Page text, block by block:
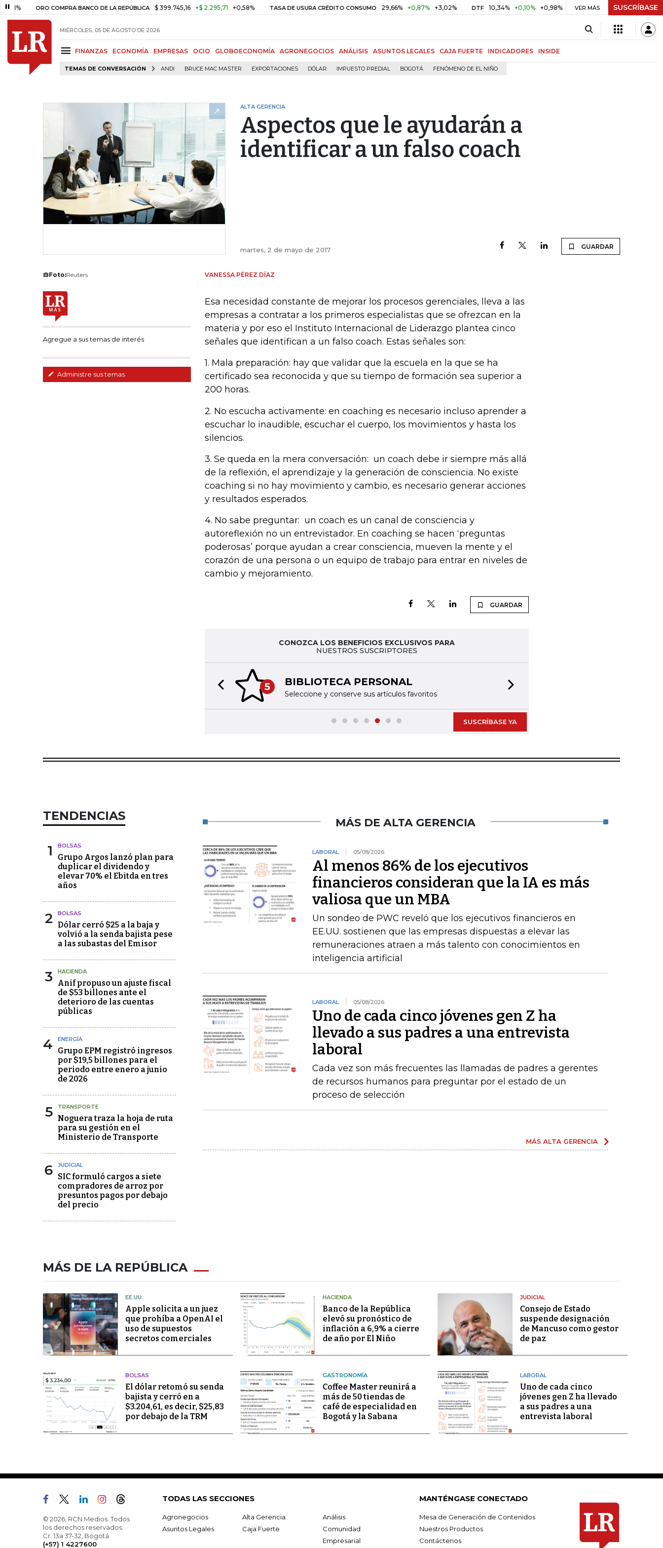
ORO COMPRA BANCO DE LA REPÚBLICA $ 399.745,16 +$ 2.295,71 +0,58% TASA DE USURA CRÉDITO CONSUMO 29,66% +0,87% +3,02% DTF 10,34% +0,10% +0,98% UVR $ 416,81 +$ 0,05 +0,01%
VER MÁS SUSCRÍBASE
MIÉRCOLES, 05 DE AGOSTO DE 2026
FINANZAS ECONOMÍA EMPRESAS OCIO GLOBOECONOMÍA AGRONEGOCIOS ANÁLISIS ASUNTOS LEGALES CAJA FUERTE INDICADORES INSIDE
TEMAS DE CONVERSACIÓN ANDI BRUCE MAC MASTER EXPORTACIONES DÓLAR IMPUESTO PREDIAL BOGOTÁ FENÓMENO DE EL NIÑO
ALTA GERENCIA
Aspectos que le ayudarán a
identificar a un falso coach
martes, 2 de mayo de 2017 GUARDAR
Foto:Reuters
Agregue a sus temas de interés
Administre sus temas
VANESSA PÉREZ DÍAZ
Esa necesidad constante de mejorar los procesos gerenciales, lleva a las
empresas a contratar a los primeros especialistas que se ofrezcan en la
materia y por eso el Instituto Internacional de Liderazgo plantea cinco
señales que identifican a un falso coach. Estas señales son:
1. Mala preparación: hay que validar que la escuela en la que se ha
certificado sea reconocida y que su tiempo de formación sea superior a
200 horas.
2. No escucha activamente: en coaching es necesario incluso aprender a
escuchar lo inaudible, escuchar el cuerpo, los movimientos y hasta los
silencios.
3. Se queda en la mera conversación: un coach debe ir siempre más allá
de la reflexión, el aprendizaje y la generación de consciencia. No existe
coaching si no hay movimiento y cambio, es necesario generar acciones
y resultados esperados.
4. No sabe preguntar: un coach es un canal de consciencia y
autoreflexión no un entrevistador. En coaching se hacen ‘preguntas
poderosas’ porque ayudan a crear consciencia, mueven la mente y el
corazón de una persona o un equipo de trabajo para entrar en niveles de
cambio y mejoramiento.
GUARDAR
CONOZCA LOS BENEFICIOS EXCLUSIVOS PARA
NUESTROS SUSCRIPTORES
5 BIBLIOTECA PERSONAL
Seleccione y conserve sus artículos favoritos
Previous slide
SUSCRÍBASE YA
TENDENCIAS
1 BOLSAS
Grupo Argos lanzó plan para
duplicar el dividendo y
elevar 70% el Ebitda en tres
años
2 BOLSAS
Dólar cerró $25 a la baja y
volvió a la senda bajista pese
a las subastas del Emisor
3 HACIENDA
Anif propuso un ajuste fiscal
de $53 billones ante el
deterioro de las cuentas
públicas
4 ENERGÍA
Grupo EPM registró ingresos
por $19,5 billones para el
periodo entre enero a junio
de 2026
5 TRANSPORTE
Noguera traza la hoja de ruta
para su gestión en el
Ministerio de Transporte
6 JUDICIAL
SIC formuló cargos a siete
compradores de arroz por
presuntos pagos por debajo
del precio
MÁS DE ALTA GERENCIA
LABORAL 05/08/2026
Al menos 86% de los ejecutivos
financieros consideran que la IA es más
valiosa que un MBA
Un sondeo de PWC reveló que los ejecutivos financieros en
EE.UU. sostienen que las empresas dispuestas a elevar las
remuneraciones atraen a más talento con conocimientos en
inteligencia artificial
LABORAL 05/08/2026
Uno de cada cinco jóvenes gen Z ha
llevado a sus padres a una entrevista
laboral
Cada vez son más frecuentes las llamadas de padres a gerentes
de recursos humanos para preguntar por el estado de un
proceso de selección
MÁS ALTA GERENCIA
MÁS DE LA REPÚBLICA
EE.UU.
Apple solicita a un juez
que prohíba a OpenAI el
uso de supuestos
secretos comerciales
HACIENDA
Banco de la República
elevó su pronóstico de
inflación a 6,9% a cierre
de año por El Niño
JUDICIAL
Consejo de Estado
suspende designación
de Mancuso como gestor
de paz
BOLSAS
El dólar retomó su senda
bajista y cerró en a
$3.204,61, es decir, $25,83
por debajo de la TRM
GASTRONOMÍA
Coffee Master reunirá a
más de 50 tiendas de
café de especialidad en
Bogotá y la Sabana
LABORAL
Uno de cada cinco
jóvenes gen Z ha llevado
a sus padres a una
entrevista laboral
© 2026, RCN Medios. Todos
los derechos reservados.
Cr. 13a 37-32, Bogotá
(+57) 1 4227600
TODAS LAS SECCIONES
Agronegocios Alta Gerencia
Análisis
Asuntos Legales
Caja Fuerte
Comunidad
Empresarial
MANTÉNGASE CONECTADO
Mesa de Generación de Contenidos
Nuestros Productos
Contáctenos